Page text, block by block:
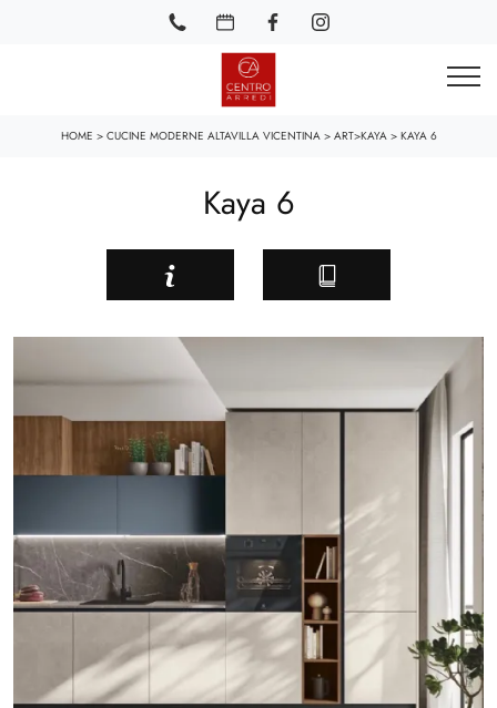
HOME > CUCINE MODERNE ALTAVILLA VICENTINA> ART>KAYA > KAYA 6
Kaya 6